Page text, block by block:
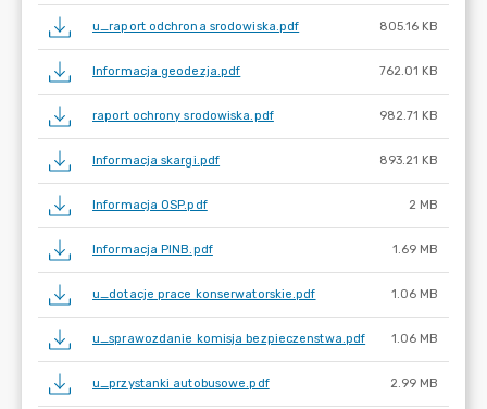
u_raport odchrona srodowiska.pdf 805.16 KB
Informacja geodezja.pdf 762.01 KB
raport ochrony srodowiska.pdf 982.71 KB
Informacja skargi.pdf 893.21 KB
Informacja OSP.pdf 2 MB
Informacja PINB.pdf 1.69 MB
u_dotacje prace konserwatorskie.pdf 1.06 MB
u_sprawozdanie komisja bezpieczenstwa.pdf 1.06 MB
u_przystanki autobusowe.pdf 2.99 MB